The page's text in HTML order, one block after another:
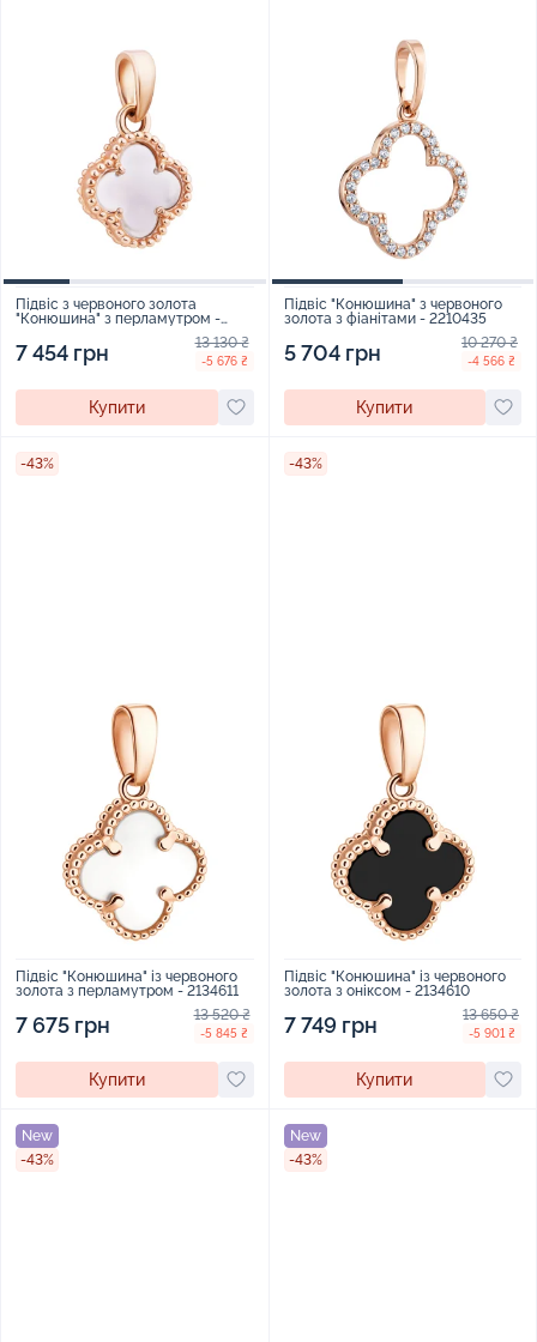
Підвіс з червоного золота
"Конюшина" з перламутром -
7 454 грн 13 130 ₴
-5 676 ₴
Купити
Підвіс "Конюшина" з червоного
золота з фіанітами - 2210435
5 704 грн 10 270 ₴
-4 566 ₴
Купити
-43%
Підвіс "Конюшина" із червоного
золота з перламутром - 2134611
7 675 грн 13 520 ₴
-5 845 ₴
Купити
-43%
Підвіс "Конюшина" із червоного
золота з оніксом - 2134610
7 749 грн 13 650 ₴
-5 901 ₴
Купити
New
-43%
New
-43%